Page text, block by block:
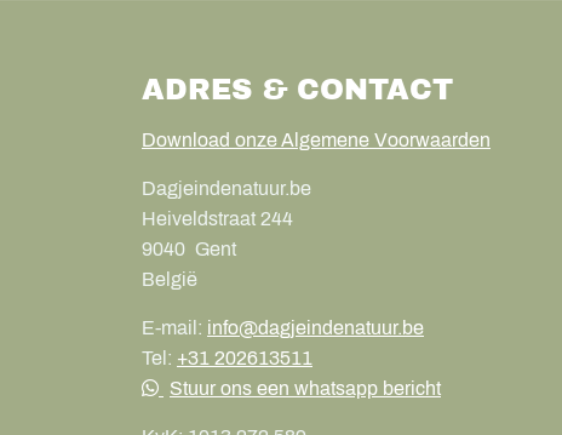
ADRES & CONTACT
Download onze Algemene Voorwaarden
Dagjeindenatuur.be
Heiveldstraat 244
9040 Gent
België
E-mail: info@dagjeindenatuur.be
Tel: +31 202613511
Stuur ons een whatsapp bericht